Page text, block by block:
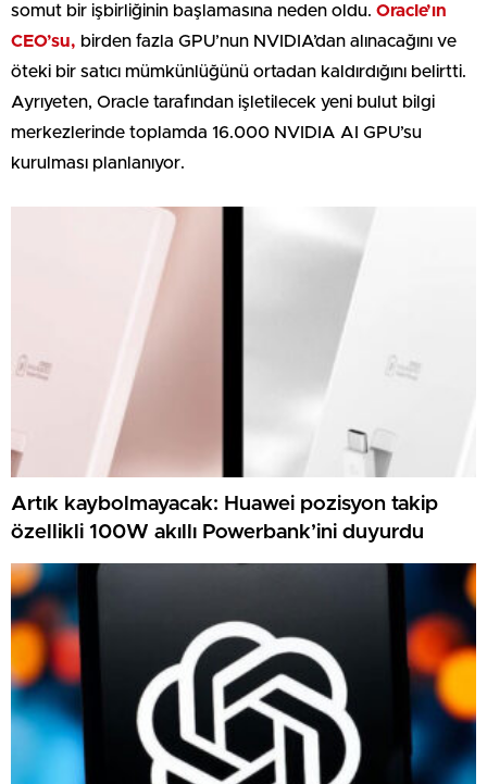
somut bir işbirliğinin başlamasına neden oldu. Oracle’ın
CEO’su, birden fazla GPU’nun NVIDIA’dan alınacağını ve
öteki bir satıcı mümkünlüğünü ortadan kaldırdığını belirtti.
Ayrıyeten, Oracle tarafından işletilecek yeni bulut bilgi
merkezlerinde toplamda 16.000 NVIDIA AI GPU’su
kurulması planlanıyor.
Artık kaybolmayacak: Huawei pozisyon takip
özellikli 100W akıllı Powerbank’ini duyurdu